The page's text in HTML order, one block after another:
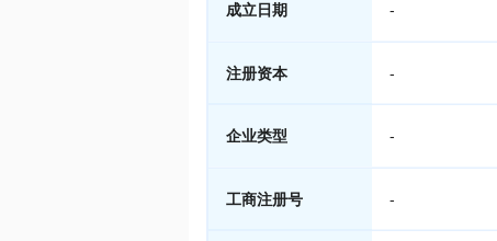
成立日期 -
注册资本 -
企业类型 -
工商注册号 -